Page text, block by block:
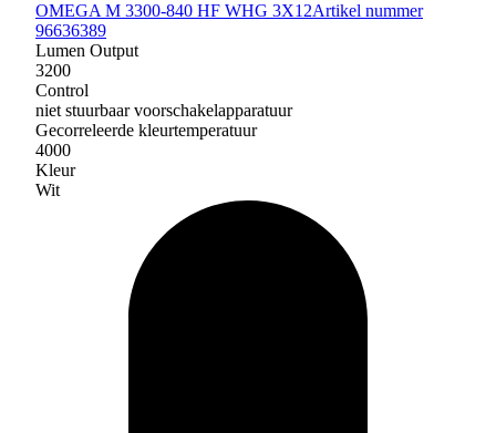
OMEGA M 3300-840 HF WHG 3X12Artikel nummer
96636389
Lumen Output
3200
Control
niet stuurbaar voorschakelapparatuur
Gecorreleerde kleurtemperatuur
4000
Kleur
Wit